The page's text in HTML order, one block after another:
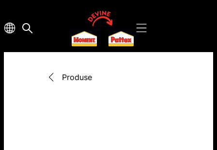
Produse